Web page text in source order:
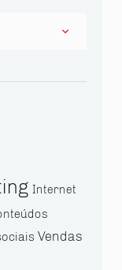
Internet
Vendas